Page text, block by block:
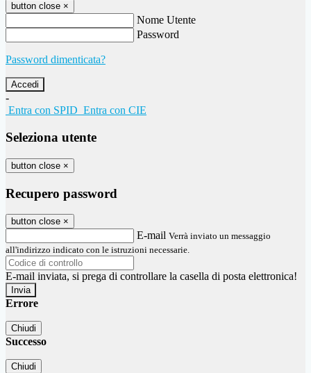
button close ×
Nome Utente
Password
Password dimenticata?
-
Entra con SPID Entra con CIE
Seleziona utente
button close ×
Recupero password
button close ×
E-mail Verrà inviato un messaggio
all'indirizzo indicato con le istruzioni necessarie.
E-mail inviata, si prega di controllare la casella di posta elettronica!
Errore
Chiudi
Successo
Chiudi